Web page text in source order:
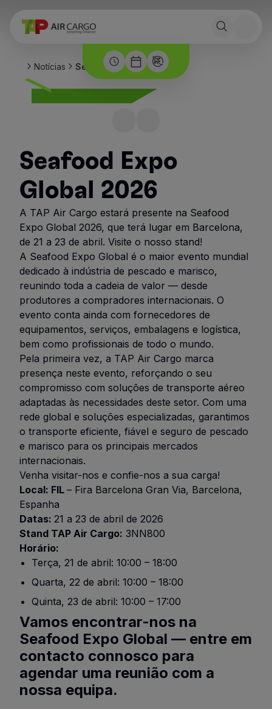
Notícias Seafood Expo 2026
Seafood Expo
Global 2026
A TAP Air Cargo estará presente na Seafood
Expo Global 2026, que terá lugar em Barcelona,
de 21 a 23 de abril. Visite o nosso stand!
A Seafood Expo Global é o maior evento mundial
dedicado à indústria de pescado e marisco,
reunindo toda a cadeia de valor — desde
produtores a compradores internacionais. O
evento conta ainda com fornecedores de
equipamentos, serviços, embalagens e logística,
bem como profissionais de todo o mundo.
Pela primeira vez, a TAP Air Cargo marca
presença neste evento, reforçando o seu
compromisso com soluções de transporte aéreo
adaptadas às necessidades deste setor. Com uma
rede global e soluções especializadas, garantimos
o transporte eficiente, fiável e seguro de pescado
e marisco para os principais mercados
internacionais.
Venha visitar-nos e confie-nos a sua carga!
Local: FIL – Fira Barcelona Gran Via, Barcelona,
Espanha
Datas: 21 a 23 de abril de 2026
Stand TAP Air Cargo: 3NN800
Horário:
Terça, 21 de abril: 10:00 – 18:00
Quarta, 22 de abril: 10:00 – 18:00
Quinta, 23 de abril: 10:00 – 17:00
Vamos encontrar-nos na
Seafood Expo Global — entre em
contacto connosco para
agendar uma reunião com a
nossa equipa.